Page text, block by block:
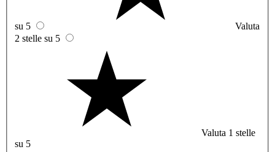
su 5
Valuta
2 stelle su 5
Valuta 1 stelle
su 5